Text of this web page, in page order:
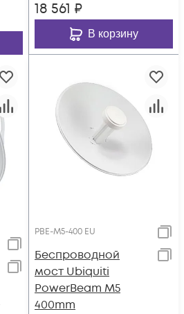
18 561 ₽
В корзину
PBE-M5-400 EU
Беспроводной
мост Ubiquiti
PowerBeam M5
400mm